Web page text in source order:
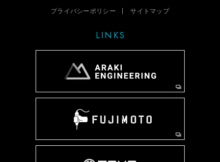
プライバシーポリシー
サイトマップ
LINKS